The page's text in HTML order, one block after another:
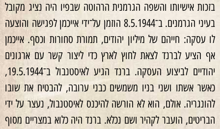
בזכות אישיותו והשפה הגרמנית הרהוטה שבפיו היה נציג מקובל
בעיני הגרמנים. ב־8.5.1944 הוזמן על־ידי אייכמן לפגישה והוצעה
לו עסקה: חייהם של מיליון יהודים, תמורת סחורות וכסף. אייכמן
אף הציע לברנד לצאת לחוץ לארץ כדי ליצור קשר עם ארגונים
יהודיים לביצוע העסקה. ברנד הגיע לאיסטנבול ב־19.5.1944,
כאשר אשתו ושני בניו משמשים כבני ערובה, להבטיח את שובו
להונגריה. אולם, הוא לא הורשה להיכנס לאיסטנבול, נעצר על ידי
הבריטים, הועבר לקהיר ושם נכלא. ברנד היה כלוא במצריים מסוף